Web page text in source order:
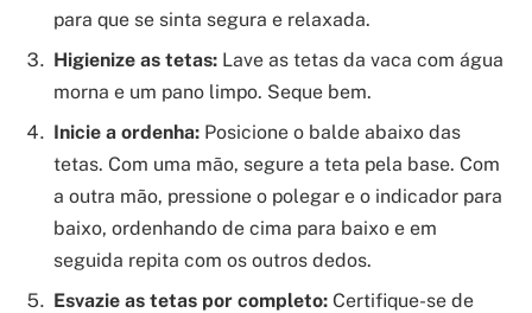
para que se sinta segura e relaxada.
Higienize as tetas: Lave as tetas da vaca com água
morna e um pano limpo. Seque bem.
Inicie a ordenha: Posicione o balde abaixo das
tetas. Com uma mão, segure a teta pela base. Com
a outra mão, pressione o polegar e o indicador para
baixo, ordenhando de cima para baixo e em
seguida repita com os outros dedos.
Esvazie as tetas por completo: Certifique-se de